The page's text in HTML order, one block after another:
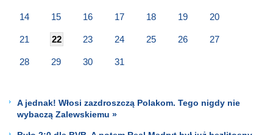
14 15 16 17 18 19 20
21 22 23 24 25 26 27
28 29 30 31
A jednak! Włosi zazdroszczą Polakom. Tego nigdy nie
wybaczą Zalewskiemu »